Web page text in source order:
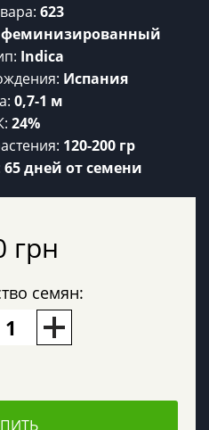
623
Indica
Испания
0,7-1 м
24%
120-200 гр
65 дней от семени
грн
семян: